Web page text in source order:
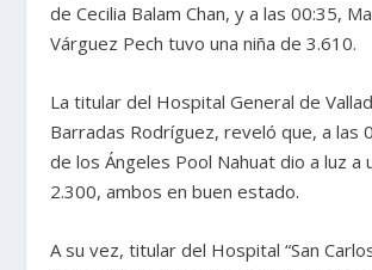
de Cecilia Balam Chan, y a las 00:35,
Várguez Pech tuvo una niña de 3.610.
La titular del Hospital General de
Barradas Rodríguez, reveló que, a las
de los Ángeles Pool Nahuat dio a luz a
2.300, ambos en buen estado.
A su vez, titular del Hospital “San